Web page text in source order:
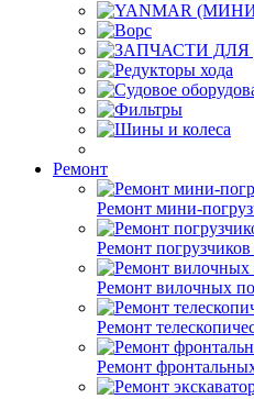
Ремонт
Ремонт мини-
Ремонт
Ремонт вилочных
Ремонт
Ремонт